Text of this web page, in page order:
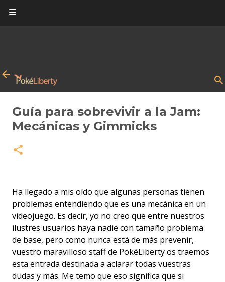
Guía para sobrevivir a la Jam:
Mecánicas y Gimmicks
Ha llegado a mis oído que algunas personas tienen
problemas entendiendo que es una mecánica en un
videojuego. Es decir, yo no creo que entre nuestros
ilustres usuarios haya nadie con tamaño problema
de base, pero como nunca está de más prevenir,
vuestro maravilloso staff de PokéLiberty os traemos
esta entrada destinada a aclarar todas vuestras
dudas y más. Me temo que eso significa que si